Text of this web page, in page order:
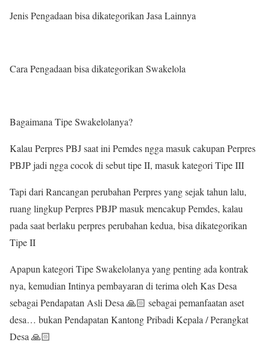
Jenis Pengadaan bisa dikategorikan Jasa Lainnya
Cara Pengadaan bisa dikategorikan Swakelola
Bagaimana Tipe Swakelolanya?
Kalau Perpres PBJ saat ini Pemdes ngga masuk cakupan Perpres
PBJP jadi ngga cocok di sebut tipe II, masuk kategori Tipe III
Tapi dari Rancangan perubahan Perpres yang sejak tahun lalu,
ruang lingkup Perpres PBJP masuk mencakup Pemdes, kalau
pada saat berlaku perpres perubahan kedua, bisa dikategorikan
Tipe II
Apapun kategori Tipe Swakelolanya yang penting ada kontrak
nya, kemudian Intinya pembayaran di terima oleh Kas Desa
sebagai Pendapatan Asli Desa 🙏🏻 sebagai pemanfaatan aset
desa… bukan Pendapatan Kantong Pribadi Kepala / Perangkat
Desa 🙏🏻